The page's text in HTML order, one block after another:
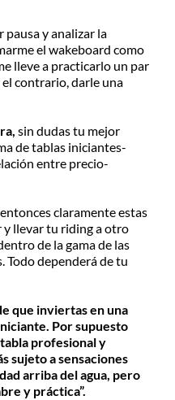
pausa y analizar la
el wakeboard como
lleve a practicarlo un par
contrario, darle una
sin dudas tu mejor
de tablas iniciantes-
entre precio-
entonces claramente estas
y llevar tu riding a otro
de la gama de las
Todo dependerá de tu
que inviertas en una
Por supuesto
profesional y
sujeto a sensaciones
arriba del agua, pero
y práctica”.